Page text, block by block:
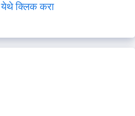
येथे क्लिक करा